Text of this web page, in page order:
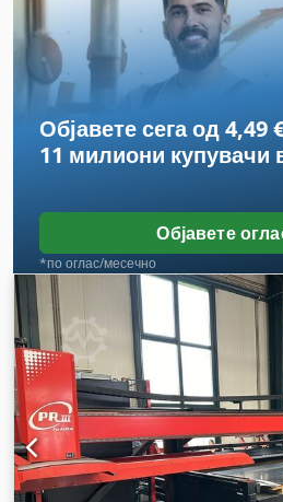
лим од не'рѓосувачки челик: 10 мм
алуминиев лист:
8 мм, растојание
2.520 мм
, движење по оската Y:
движење Z-оска:300 мм
Објавете сега од 4,49
11 милиони купувачи
Објавете
*по оглас/месечно